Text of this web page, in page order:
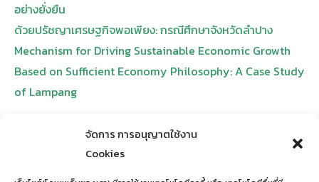
จัดการ การอนุญาตใช้งาน
Cookies
อย่างยั่งยืน
ด้วยปรัชญาเศรษฐกิจพอเพียง: กรณีศึกษาจังหวัดลำปาง
Mechanism for Driving Sustainable Economic Growth
Based on Sufficient Economy Philosophy: A Case Study
of Lampang
https://sep.lpru.ac.th/sepsdg/